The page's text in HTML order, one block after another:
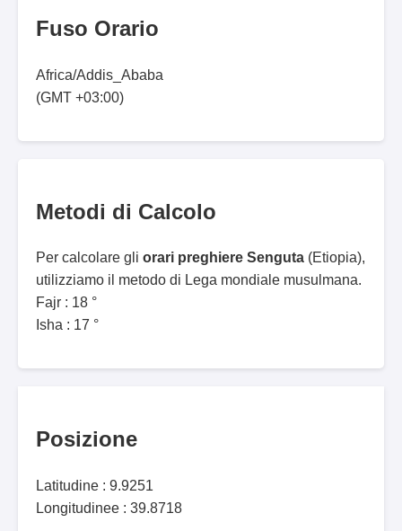
Fuso Orario
Africa/Addis_Ababa
(GMT +03:00)
Metodi di Calcolo
Per calcolare gli orari preghiere Senguta (Etiopia),
utilizziamo il metodo di Lega mondiale musulmana.
Fajr : 18 °
Isha : 17 °
Posizione
Latitudine : 9.9251
Longitudinee : 39.8718